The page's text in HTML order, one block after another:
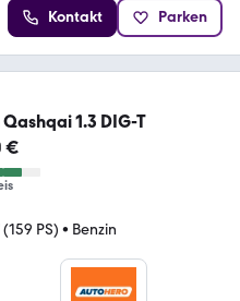
Kontakt Parken
Qashqai 1.3 DIG-T
€
(159 PS) • Benzin